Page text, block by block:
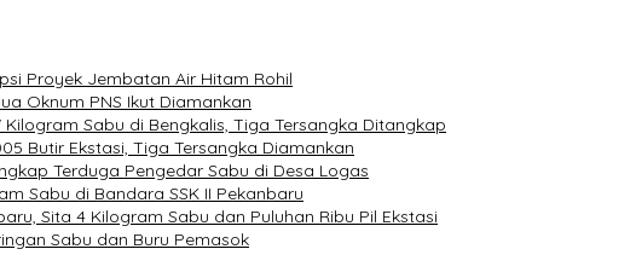
Proyek Jembatan Air Hitam Rohil
Oknum PNS Ikut Diamankan
Sabu di Bengkalis, Tiga Tersangka Ditangkap
Butir Ekstasi, Tiga Tersangka Diamankan
Terduga Pengedar Sabu di Desa Logas
Sabu di Bandara SSK II Pekanbaru
Sita 4 Kilogram Sabu dan Puluhan Ribu Pil Ekstasi
Sabu dan Buru Pemasok